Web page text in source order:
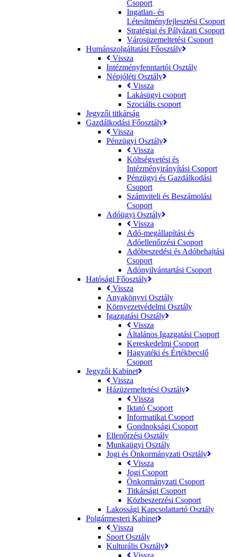
Csoport
Ingatlan- és
Létesítményfejlesztési Csoport
Stratégiai és Pályázati Csoport
Városüzemeltetési Csoport
Humánszolgáltatási Főosztály
Vissza
Intézményfenntartói Osztály
Népjóléti Osztály
Vissza
Lakásügyi csoport
Szociális csoport
Jegyzői titkárság
Gazdálkodási Főosztály
Vissza
Pénzügyi Osztály
Vissza
Költségvetési és
Intézményirányítási Csoport
Pénzügyi és Gazdálkodási
Csoport
Számviteli és Beszámolási
Csoport
Adóügyi Osztály
Vissza
Adó-megállapítási és
Adóellenőrzési Csoport
Adóbeszedési és Adóbehajtási
Csoport
Adónyilvántartási Csoport
Hatósági Főosztály
Vissza
Anyakönyvi Osztály
Környezetvédelmi Osztály
Igazgatási Osztály
Vissza
Általános Igazgatási Csoport
Kereskedelmi Csoport
Hagyatéki és Értékbecslő
Csoport
Jegyzői Kabinet
Vissza
Házüzemeltetési Osztály
Vissza
Iktató Csoport
Informatikai Csoport
Gondnoksági Csoport
Ellenőrzési Osztály
Munkaügyi Osztály
Jogi és Önkormányzati Osztály
Vissza
Jogi Csoport
Önkormányzati Csoport
Titkársági Csoport
Közbeszerzési Csoport
Lakossági Kapcsolattartó Osztály
Polgármesteri Kabinet
Vissza
Sport Osztály
Kulturális Osztály
Vissza